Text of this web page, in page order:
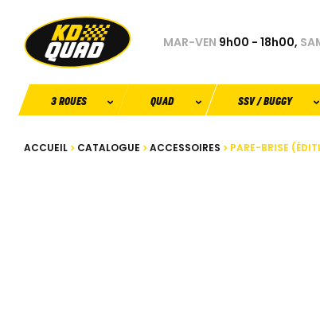
MAR-VEN 9h00 - 18h00,
3 ROUES QUAD SSV / BUGGY
ACCUEIL CATALOGUE ACCESSOIRES PARE-BRISE